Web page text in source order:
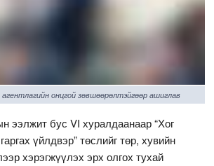
агентлагийн онцгой зөвшөөрөлтэйгөөр ашиглав
ээлжит бус VI хуралдаанаар “Хог
үйлдвэр” төслийг төр, хувийн
хэрэгжүүлэх эрх олгох тухай